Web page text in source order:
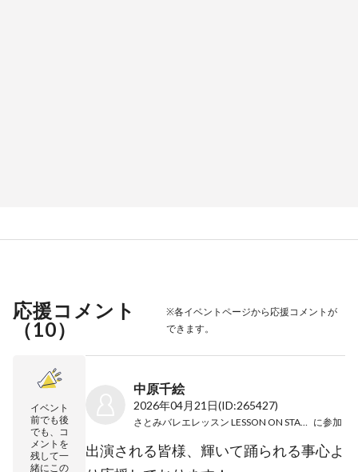
応援コメント
（10）
※各イベントページから応援コメントが
できます。
イベント
前でも後
でも、コ
メントを
残して一
緒にこの
中原千絵
2026年04月21日(ID:265427)
に参加
出演される皆様、輝いて踊られる事心よ